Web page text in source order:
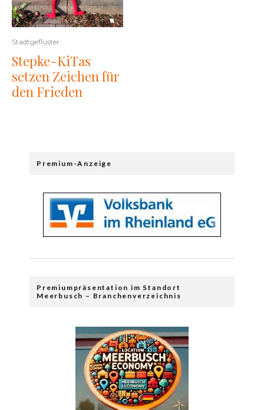
Stadtgeflüster
Stepke-KiTas
setzen Zeichen für
den Frieden
Premium-Anzeige
Premiumpräsentation im Standort
Meerbusch – Branchenverzeichnis